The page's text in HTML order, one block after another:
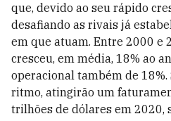
que, devido ao seu rápido
desafiando as rivais já
em que atuam. Entre 2000 e
cresceu, em média, 18% ao
operacional também de
ritmo, atingirão um
trilhões de dólares em 2020,